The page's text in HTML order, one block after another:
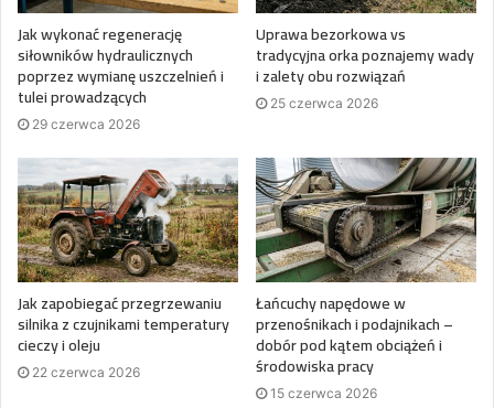
Jak wykonać regenerację
siłowników hydraulicznych
poprzez wymianę uszczelnień i
tulei prowadzących
29 czerwca 2026
Uprawa bezorkowa vs
tradycyjna orka poznajemy wady
i zalety obu rozwiązań
25 czerwca 2026
Jak zapobiegać przegrzewaniu
silnika z czujnikami temperatury
cieczy i oleju
22 czerwca 2026
Łańcuchy napędowe w
przenośnikach i podajnikach –
dobór pod kątem obciążeń i
środowiska pracy
15 czerwca 2026